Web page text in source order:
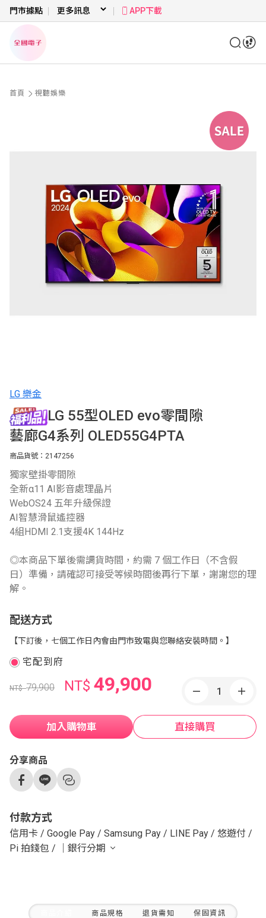
門市據點 APP下載
首頁 視聽娛樂
LG 樂金
LG 55型OLED evo零間隙
藝廊G4系列 OLED55G4PTA
商品貨號：2147256
獨家壁掛零間隙
全新α11 AI影音處理晶片
WebOS24 五年升級保證
AI智慧滑鼠遙控器
4組HDMI 2.1支援4K 144Hz
◎本商品下單後需調貨時間，約需 7 個工作日（不含假
日）準備，請確認可接受等候時間後再行下單，謝謝您的理
解。
配送方式
【下訂後，七個工作日內會由門市致電與您聯絡安裝時間。】
宅配到府
NT$79,900 NT$ 49,900
加入購物車 直接購買
分享商品
付款方式
信用卡 / Google Pay / Samsung Pay / LINE Pay / 悠遊付 /
Pi 拍錢包 / ｜銀行分期
商品規格 退貨需知 保固資訊